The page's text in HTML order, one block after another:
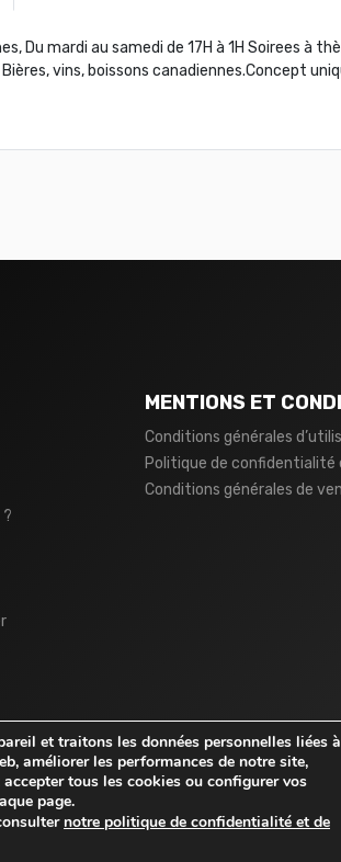
Du mardi au samedi de 17H à 1H Soirees à
vins, boissons canadiennes.Concept
MENTIONS ET
Conditions générales
Politique de confidentialité
Conditions générales de
et traitons les données personnelles liées à
améliorer les performances de notre site,
tous les cookies ou configurer vos
page.
notre politique de confidentialité et de